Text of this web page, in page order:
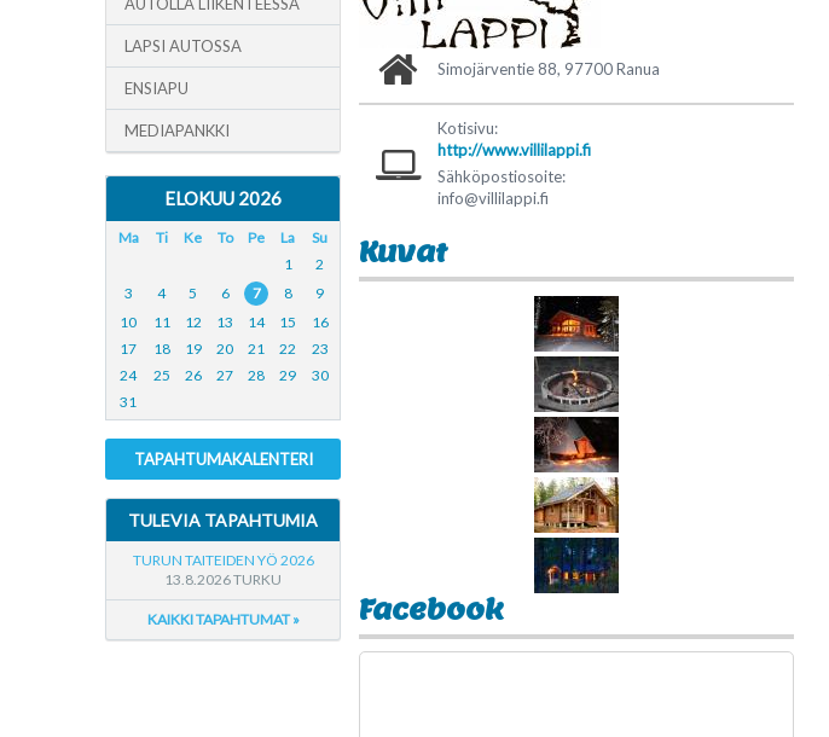
Simojärventie 88, 97700 Ranua
Kotisivu:
http://www.villilappi.fi
Sähköpostiosoite:
info@villilappi.fi
Kuvat
Facebook
LAPSI AUTOSSA
ENSIAPU
MEDIAPANKKI
ELOKUU 2026
Ma Ti Ke To Pe La
Su
1
2
3
4 5 6 7 8
9
10
11 12 13 14 15
16
17
18 19 20 21 22
23
24
25 26 27 28 29
30
31
TAPAHTUMAKALENTERI
TULEVIA TAPAHTUMIA
TURUN TAITEIDEN YÖ 2026
13.8.2026 TURKU
KAIKKI TAPAHTUMAT »